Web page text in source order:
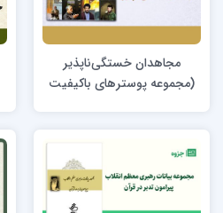
مجاهدان خستگی‌ناپذیر
(مجموعه پوسترهای باکیفیت